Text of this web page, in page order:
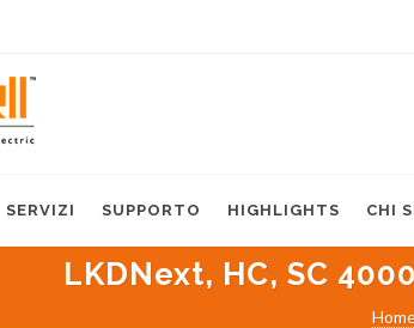
SERVIZI SUPPORTO HIGHLIGHTS CHI
LKDNext, HC, SC